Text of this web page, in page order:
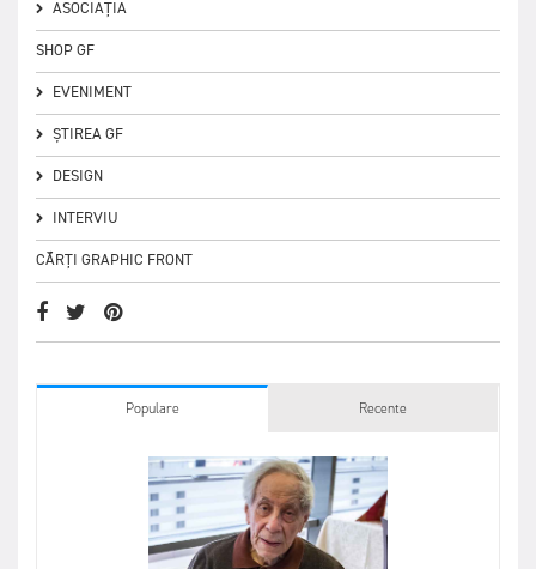
ASOCIAȚIA
SHOP GF
EVENIMENT
ȘTIREA GF
DESIGN
INTERVIU
CĂRȚI GRAPHIC FRONT
Populare Recente